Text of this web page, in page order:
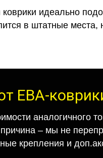
идеально
в штатные места,
ЕВА-
аналогичного
– мы не
крепления и